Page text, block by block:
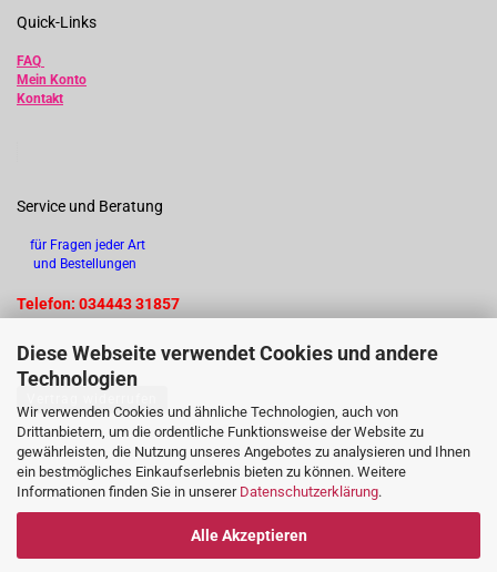
Diese Webseite verwendet Cookies und andere
Technologien
Wir verwenden Cookies und ähnliche Technologien, auch von
Drittanbietern, um die ordentliche Funktionsweise der Website zu
gewährleisten, die Nutzung unseres Angebotes zu analysieren und Ihnen
ein bestmögliches Einkaufserlebnis bieten zu können. Weitere
Informationen finden Sie in unserer Datenschutzerklärung.
Alle Akzeptieren
Quick-Links
FAQ
Mein Konto
Kontakt
Service und Beratung
für Fragen jeder Art
und Bestellungen
Telefon: 034443 31857